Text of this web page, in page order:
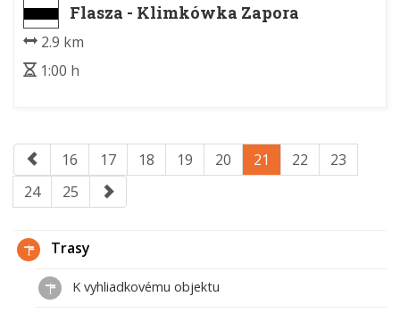
Flasza - Klimkówka Zapora
2.9 km
1:00 h
16 17 18 19 20 21 22
23
24
25
Trasy
K vyhliadkovému objektu